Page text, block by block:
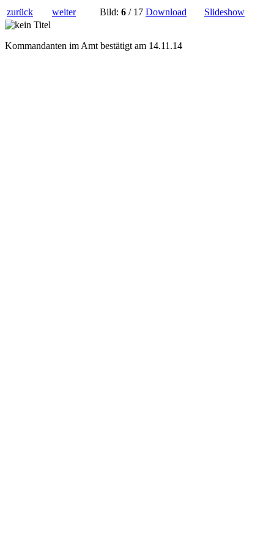
zurück weiter Bild: 6 / 17 Download Slideshow
Kommandanten im Amt bestätigt am 14.11.14